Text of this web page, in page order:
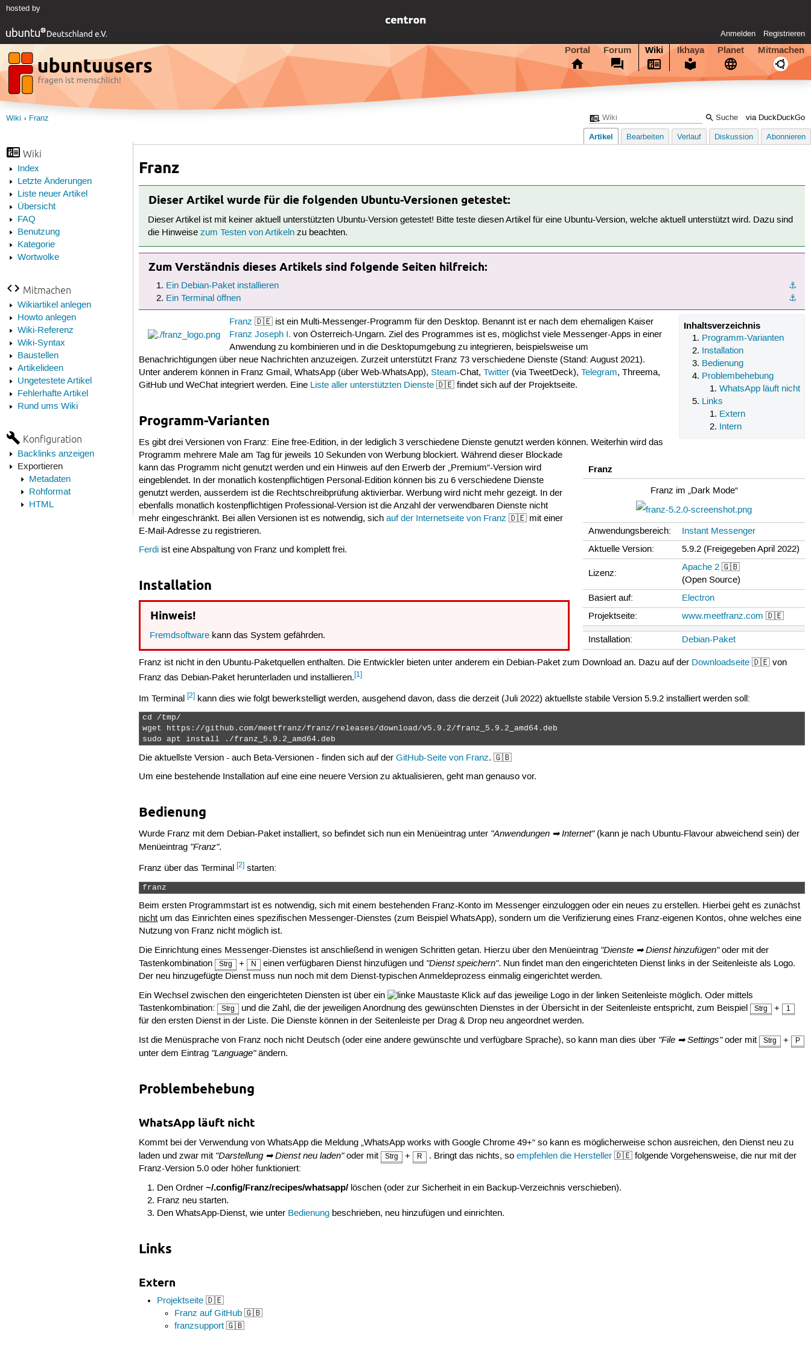
hosted by
Anmelden Registrieren
Portal Forum Wiki Ikhaya Planet Mitmachen
via DuckDuckGo
Wiki Franz
Wiki
Index
Letzte Änderungen
Liste neuer Artikel
Übersicht
FAQ
Benutzung
Kategorie
Wortwolke
Mitmachen
Wikiartikel anlegen
Howto anlegen
Wiki-Referenz
Wiki-Syntax
Baustellen
Artikelideen
Ungetestete Artikel
Fehlerhafte Artikel
Rund ums Wiki
Konfiguration
Backlinks anzeigen
Exportieren
Metadaten
Rohformat
HTML
Artikel Bearbeiten Verlauf Diskussion Abonnieren
Franz
Dieser Artikel wurde für die folgenden Ubuntu-Versionen getestet:
Dieser Artikel ist mit keiner aktuell unterstützten Ubuntu-Version getestet! Bitte teste diesen Artikel für eine Ubuntu-Version, welche aktuell unterstützt wird. Dazu sind
die Hinweisezum Testen von Artikeln zu beachten.
Zum Verständnis dieses Artikels sind folgende Seiten hilfreich:
⚓︎
Ein Debian-Paket installieren
⚓︎
Ein Terminal öffnen
Inhaltsverzeichnis
Programm-Varianten
Installation
Bedienung
Problembehebung
WhatsApp läuft nicht
Links
Extern
Intern
Franz 🇩🇪 ist ein Multi-Messenger-Programm für den Desktop. Benannt ist er nach dem ehemaligen Kaiser
Franz Joseph I. von Österreich-Ungarn. Ziel des Programmes ist es, möglichst viele Messenger-Apps in einer
Anwendung zu kombinieren und in die Desktopumgebung zu integrieren, beispielsweise um
Benachrichtigungen über neue Nachrichten anzuzeigen. Zurzeit unterstützt Franz 73 verschiedene Dienste (Stand: August 2021).
Unter anderem können in Franz Gmail, WhatsApp (über Web-WhatsApp),Steam-Chat,Twitter (via TweetDeck),Telegram, Threema,
GitHub und WeChat integriert werden. Eine Liste aller unterstützten Dienste 🇩🇪 findet sich auf der Projektseite.
Franz
Franz im „Dark Mode“
Anwendungsbereich:
Instant Messenger
Aktuelle Version:
5.9.2 (Freigegeben April 2022)
Lizenz:
Apache 2 🇬🇧
(Open Source)
Basiert auf:
Electron
Projektseite:
www.meetfranz.com 🇩🇪
Installation: Debian-Paket
Programm-Varianten
Es gibt drei Versionen von Franz: Eine free-Edition, in der lediglich 3 verschiedene Dienste genutzt werden können. Weiterhin wird das
Programm mehrere Male am Tag für jeweils 10 Sekunden von Werbung blockiert. Während dieser Blockade
kann das Programm nicht genutzt werden und ein Hinweis auf den Erwerb der „Premium“-Version wird
eingeblendet. In der monatlich kostenpflichtigen Personal-Edition können bis zu 6 verschiedene Dienste
genutzt werden, ausserdem ist die Rechtschreibprüfung aktivierbar. Werbung wird nicht mehr gezeigt. In der
ebenfalls monatlich kostenpflichtigen Professional-Version ist die Anzahl der verwendbaren Dienste nicht
mehr eingeschränkt. Bei allen Versionen ist es notwendig, sichauf der Internetseite von Franz 🇩🇪 mit einer
E-Mail-Adresse zu registrieren.
Ferdi ist eine Abspaltung von Franz und komplett frei.
Installation
Hinweis!
Fremdsoftware kann das System gefährden.
Franz ist nicht in den Ubuntu-Paketquellen enthalten. Die Entwickler bieten unter anderem ein Debian-Paket zum Download an. Dazu auf der Downloadseite 🇩🇪 von
Franz das Debian-Paket herunterladen und installieren.[1]
Im Terminal[2] kann dies wie folgt bewerkstelligt werden, ausgehend davon, dass die derzeit (Juli 2022) aktuellste stabile Version 5.9.2 installiert werden soll:
cd /tmp/
wget https://github.com/meetfranz/franz/releases/download/v5.9.2/franz_5.9.2_amd64.deb
sudo apt install ./franz_5.9.2_amd64.deb
Die aktuellste Version - auch Beta-Versionen - finden sich auf derGitHub-Seite von Franz. 🇬🇧
Um eine bestehende Installation auf eine eine neuere Version zu aktualisieren, geht man genauso vor.
Bedienung
Wurde Franz mit dem Debian-Paket installiert, so befindet sich nun ein Menüeintrag unter "Anwendungen ➡ Internet"(kann je nach Ubuntu-Flavour abweichend sein) der
Menüeintrag "Franz".
Franz über das Terminal[2] starten:
franz
Beim ersten Programmstart ist es notwendig, sich mit einem bestehenden Franz-Konto im Messenger einzuloggen oder ein neues zu erstellen. Hierbei geht es zunächst
nicht um das Einrichten eines spezifischen Messenger-Dienstes (zum Beispiel WhatsApp), sondern um die Verifizierung eines Franz-eigenen Kontos, ohne welches eine
Nutzung von Franz nicht möglich ist.
Die Einrichtung eines Messenger-Dienstes ist anschließend in wenigen Schritten getan. Hierzu über den Menüeintrag "Dienste ➡ Dienst hinzufügen"oder mit der
Tastenkombination
Strg + N einen verfügbaren Dienst hinzufügen und "Dienst speichern". Nun findet man den eingerichteten Dienst links in der Seitenleiste als Logo.
Der neu hinzugefügte Dienst muss nun noch mit dem Dienst-typischen Anmeldeprozess einmalig eingerichtet werden.
Ein Wechsel zwischen den eingerichteten Diensten ist über ein
Klick auf das jeweilige Logo in der linken Seitenleiste möglich. Oder mittels
Tastenkombination:
Strg und die Zahl, die der jeweiligen Anordnung des gewünschten Dienstes in der Übersicht in der Seitenleiste entspricht, zum Beispiel Strg + 1
für den ersten Dienst in der Liste. Die Dienste können in der Seitenleiste per Drag & Drop neu angeordnet werden.
Ist die Menüsprache von Franz noch nicht Deutsch (oder eine andere gewünschte und verfügbare Sprache), so kann man dies über "File ➡ Settings"oder mit Strg + P
unter dem Eintrag "Language"ändern.
Problembehebung
WhatsApp läuft nicht
Kommt bei der Verwendung von WhatsApp die Meldung „WhatsApp works with Google Chrome 49+“ so kann es möglicherweise schon ausreichen, den Dienst neu zu
laden und zwar mit "Darstellung ➡ Dienst neu laden"oder mit Strg + R . Bringt das nichts, so empfehlen die Hersteller🇩🇪 folgende Vorgehensweise, die nur mit der
Franz-Version 5.0 oder höher funktioniert:
Den Ordner ~/.config/Franz/recipes/whatsapp/löschen (oder zur Sicherheit in ein Backup-Verzeichnis verschieben).
Franz neu starten.
Den WhatsApp-Dienst, wie unter Bedienungbeschrieben, neu hinzufügen und einrichten.
Links
Extern
Projektseite🇩🇪
Franz auf GitHub 🇬🇧
franzsupport 🇬🇧